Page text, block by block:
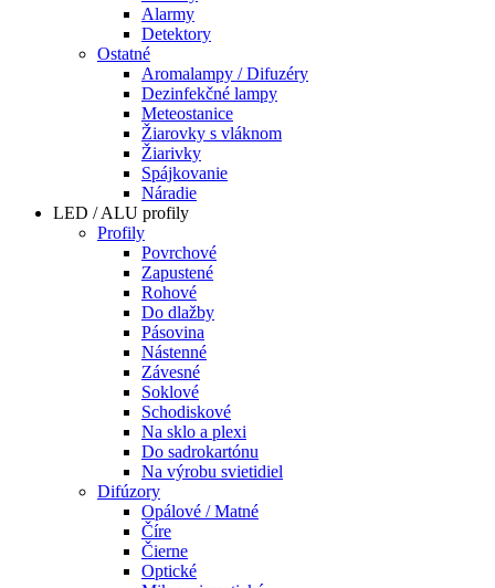
Alarmy
Detektory
Ostatné
Aromalampy / Difuzéry
Dezinfekčné lampy
Meteostanice
Žiarovky s vláknom
Žiarivky
Spájkovanie
Náradie
LED / ALU profily
Profily
Povrchové
Zapustené
Rohové
Do dlažby
Pásovina
Nástenné
Závesné
Soklové
Schodiskové
Na sklo a plexi
Do sadrokartónu
Na výrobu svietidiel
Difúzory
Opálové / Matné
Číre
Čierne
Optické